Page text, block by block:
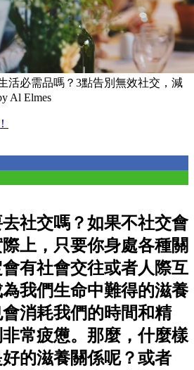
活必需品嗎？3點告別無效社交，減
Al Elmes
社交嗎？如果不社交會
上，只要你身處各種關
有社會交往或者人際互
我們生命中難得的滋養
消耗我們的時間和精
常疲憊。那麼，什麼樣
的滋養關係呢？或者